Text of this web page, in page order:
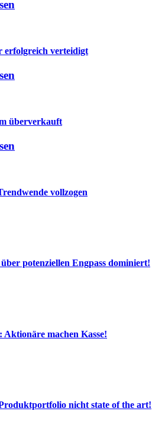
erfolgreich verteidigt
überverkauft
vollzogen
potenziellen Engpass dominiert!
machen Kasse!
nicht state of the art!